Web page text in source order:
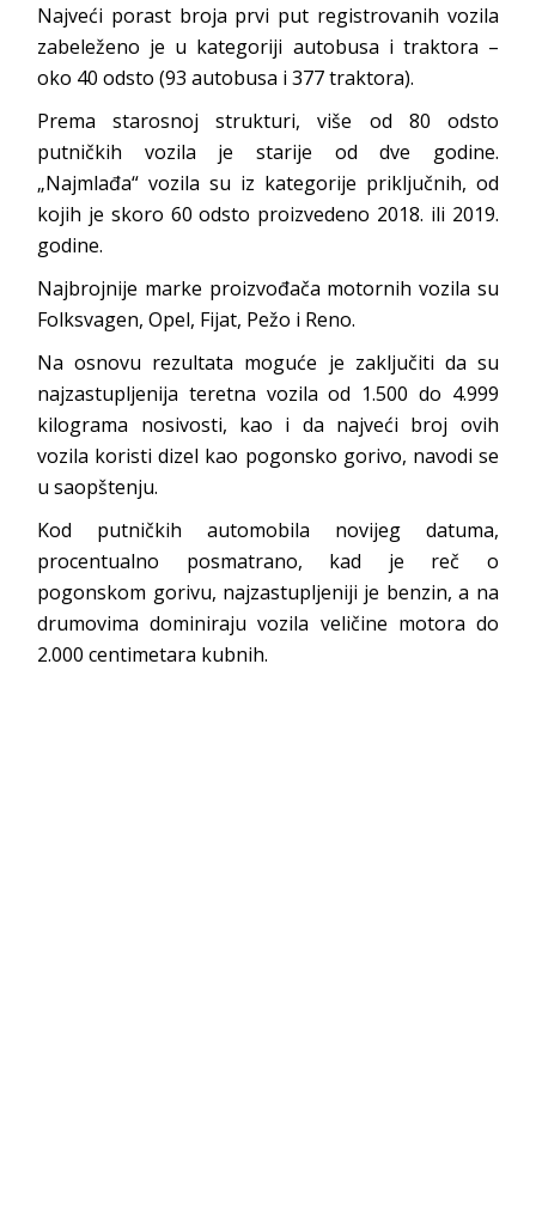
Najveći porast broja prvi put registrovanih vozila
zabeleženo je u kategoriji autobusa i traktora –
oko 40 odsto (93 autobusa i 377 traktora).
Prema starosnoj strukturi, više od 80 odsto
putničkih vozila je starije od dve godine.
„Najmlađa“ vozila su iz kategorije priključnih, od
kojih je skoro 60 odsto proizvedeno 2018. ili 2019.
godine.
Najbrojnije marke proizvođača motornih vozila su
Folksvagen, Opel, Fijat, Pežo i Reno.
Na osnovu rezultata moguće je zaključiti da su
najzastupljenija teretna vozila od 1.500 do 4.999
kilograma nosivosti, kao i da najveći broj ovih
vozila koristi dizel kao pogonsko gorivo, navodi se
u saopštenju.
Kod putničkih automobila novijeg datuma,
procentualno posmatrano, kad je reč o
pogonskom gorivu, najzastupljeniji je benzin, a na
drumovima dominiraju vozila veličine motora do
2.000 centimetara kubnih.